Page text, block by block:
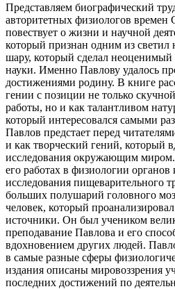
Представляем биографический
авторитетных физиологов времен
повествует о жизни и научной
который признан одним из светил
шару, который сделал неоценимый
науки. Именно Павлову удалось
достижениями родину. В книге
гении с позиции не только
работы, но и как талантливом
который интересовался самыми
Павлов предстает перед
и как творческий гений, который
исследования окружающим миром.
его работах в физиологии
исследования пищеварительного
больших полушарий головного
человек, который
источники. Он был учеником
преподавание Павлова и его
вдохновением других людей.
в самые разные сферы
издания описаны мировоззрения
последних достижений по